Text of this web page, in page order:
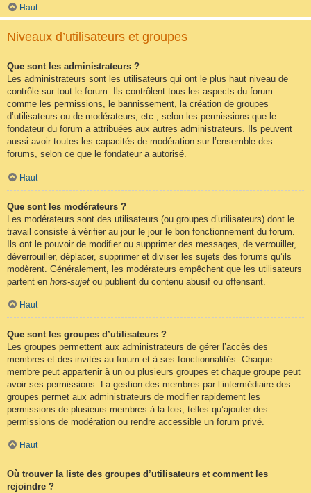
Haut
Niveaux d’utilisateurs et groupes
Que sont les administrateurs ?
Les administrateurs sont les utilisateurs qui ont le plus haut niveau de
contrôle sur tout le forum. Ils contrôlent tous les aspects du forum
comme les permissions, le bannissement, la création de groupes
d’utilisateurs ou de modérateurs, etc., selon les permissions que le
fondateur du forum a attribuées aux autres administrateurs. Ils peuvent
aussi avoir toutes les capacités de modération sur l’ensemble des
forums, selon ce que le fondateur a autorisé.
Haut
Que sont les modérateurs ?
Les modérateurs sont des utilisateurs (ou groupes d’utilisateurs) dont le
travail consiste à vérifier au jour le jour le bon fonctionnement du forum.
Ils ont le pouvoir de modifier ou supprimer des messages, de verrouiller,
déverrouiller, déplacer, supprimer et diviser les sujets des forums qu’ils
modèrent. Généralement, les modérateurs empêchent que les utilisateurs
partent en hors-sujet ou publient du contenu abusif ou offensant.
Haut
Que sont les groupes d’utilisateurs ?
Les groupes permettent aux administrateurs de gérer l’accès des
membres et des invités au forum et à ses fonctionnalités. Chaque
membre peut appartenir à un ou plusieurs groupes et chaque groupe peut
avoir ses permissions. La gestion des membres par l’intermédiaire des
groupes permet aux administrateurs de modifier rapidement les
permissions de plusieurs membres à la fois, telles qu’ajouter des
permissions de modération ou rendre accessible un forum privé.
Haut
Où trouver la liste des groupes d’utilisateurs et comment les
rejoindre ?